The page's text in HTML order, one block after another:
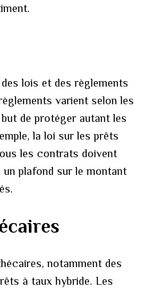
lois et des règlements
varient selon les
de protéger autant les
la loi sur les prêts
les contrats doivent
un plafond sur le montant
notamment des
à taux hybride. Les